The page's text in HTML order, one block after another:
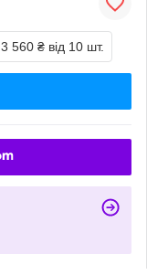
3 560 ₴ від 10 шт.